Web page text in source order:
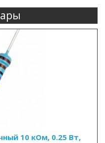
10 кОм, 0.25 Вт,